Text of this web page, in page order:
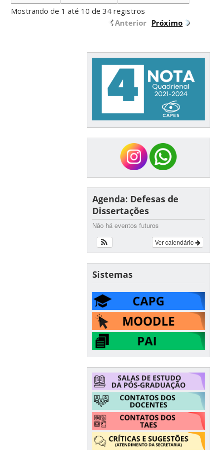
Mostrando de 1 até 10 de 34 registros
Anterior Próximo
Agenda: Defesas de
Dissertações
Não há eventos futuros
Ver calendário
Sistemas